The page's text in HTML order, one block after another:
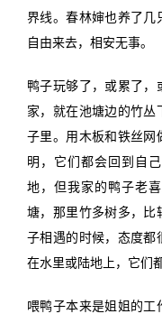
界线。春林婶也养了几
自由来去，相安无事。
鸭子玩够了，或累了，
家，就在池塘边的竹
子里。用木板和铁丝网
明，它们都会回到自
地，但我家的鸭子老
塘，那里竹多树多，比
子相遇的时候，态度都
在水里或陆地上，它们
喂鸭子本来是姐姐的工